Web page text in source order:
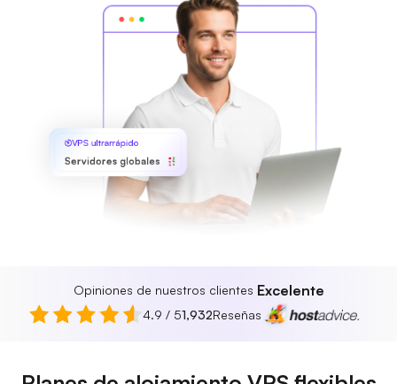
VPS ultrarrápido
Servidores globales
Opiniones de nuestros clientes Excelente
4.9 / 51,932Reseñas